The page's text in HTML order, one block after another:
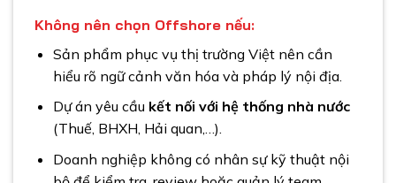
Không nên chọn Offshore nếu:
Sản phẩm phục vụ thị trường Việt nên cần
hiểu rõ ngữ cảnh văn hóa và pháp lý nội địa.
Dự án yêu cầu kết nối với hệ thống nhà nước
(Thuế, BHXH, Hải quan,…).
Doanh nghiệp không có nhân sự kỹ thuật nội